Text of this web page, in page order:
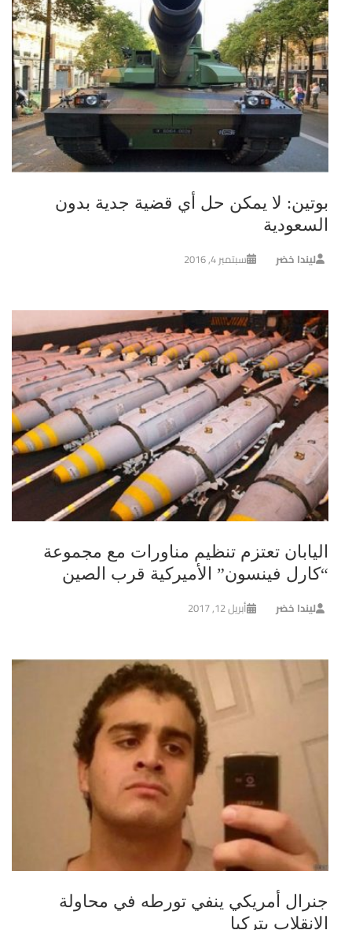
بوتين: لا يمكن حل أي قضية جدية بدون
السعودية
ليندا خضر سبتمبر 4, 2016
اليابان تعتزم تنظيم مناورات مع مجموعة
“كارل فينسون” الأميركية قرب الصين
ليندا خضر أبريل 12, 2017
جنرال أمريكي ينفي تورطه في محاولة
الانقلاب بتركيا